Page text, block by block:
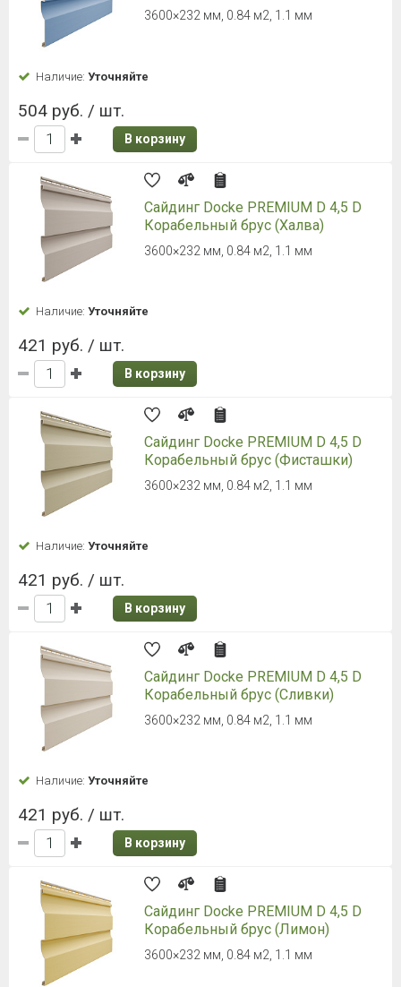
3600×232 мм, 0.84 м2, 1.1 мм
Наличие: Уточняйте
504 руб. / шт.
В корзину
Сайдинг Docke PREMIUM D 4,5 D
Корабельный брус (Халва)
3600×232 мм, 0.84 м2, 1.1 мм
Наличие: Уточняйте
421 руб. / шт.
В корзину
Сайдинг Docke PREMIUM D 4,5 D
Корабельный брус (Фисташки)
3600×232 мм, 0.84 м2, 1.1 мм
Наличие: Уточняйте
421 руб. / шт.
В корзину
Сайдинг Docke PREMIUM D 4,5 D
Корабельный брус (Сливки)
3600×232 мм, 0.84 м2, 1.1 мм
Наличие: Уточняйте
421 руб. / шт.
В корзину
Сайдинг Docke PREMIUM D 4,5 D
Корабельный брус (Лимон)
3600×232 мм, 0.84 м2, 1.1 мм